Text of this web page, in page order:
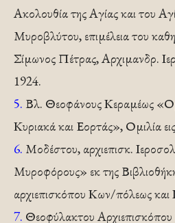
Ακολουθία της Αγίας και του
Μυροβλύτου, επιμέλεια του
Σίμωνος Πέτρας, Αρχιμανδρ.
1924.
5. Βλ. Θεοφάνους Κεραμέως
Κυριακά και Εορτάς», Ομιλία
6. Μοδέστου, αρχιεπισκ.
Μυροφό­ρους» εκ της
αρχιεπισκόπου Κων/πόλεως
7. Θεοφύλακτου